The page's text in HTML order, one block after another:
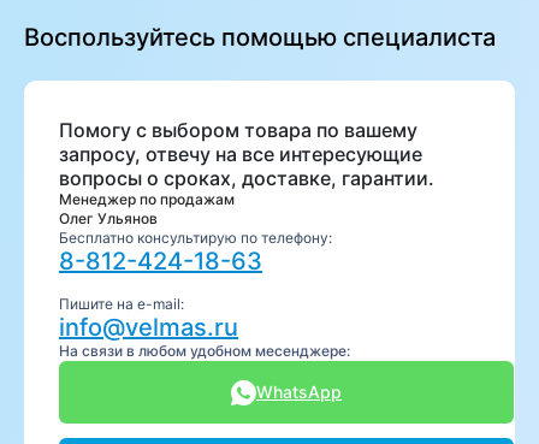
Воспользуйтесь помощью специалиста
Помогу с выбором товара по вашему
запросу, отвечу на все интересующие
вопросы о сроках, доставке, гарантии.
Менеджер по продажам
Олег Ульянов
Бесплатно консультирую по телефону:
8-812-424-18-63
Пишите на e-mail:
info@velmas.ru
На связи в любом удобном месенджере:
WhatsApp